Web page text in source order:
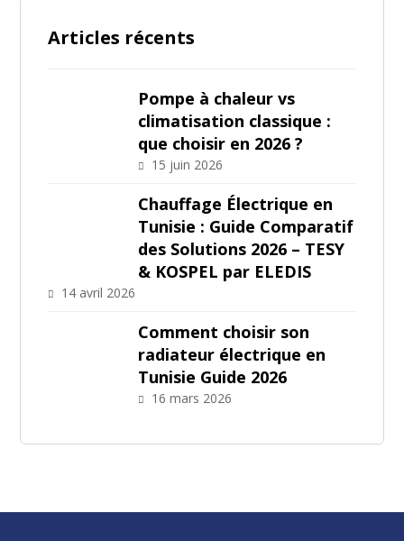
Articles récents
Pompe à chaleur vs
climatisation classique :
que choisir en 2026 ?
15 juin 2026
Chauffage Électrique en
Tunisie : Guide Comparatif
des Solutions 2026 – TESY
& KOSPEL par ELEDIS
14 avril 2026
Comment choisir son
radiateur électrique en
Tunisie Guide 2026
16 mars 2026